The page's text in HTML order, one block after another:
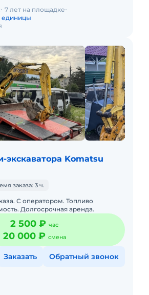
7 лет на площадке
единицы
экскаватора Komatsu
заказа: 3 ч.
С оператором. Топливо
Долгосрочная аренда.
2 500 ₽ час
20 000 ₽ смена
Заказать Обратный звонок